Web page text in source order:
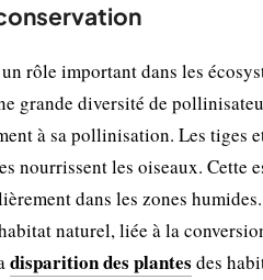
rôle important dans les
grande diversité de
à sa pollinisation. Les tiges
nourrissent les oiseaux. Cette
dans les zones
naturel, liée à la
disparition des plantes des